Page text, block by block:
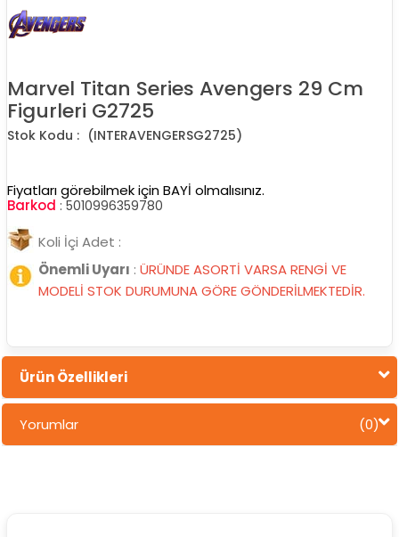
Marvel Titan Series Avengers 29 Cm
Figurleri G2725
(INTERAVENGERSG2725)
Fiyatları görebilmek için BAYİ olmalısınız.
Barkod : 5010996359780
Koli İçi Adet :
Önemli Uyarı : ÜRÜNDE ASORTİ VARSA RENGİ VE
MODELİ STOK DURUMUNA GÖRE GÖNDERİLMEKTEDİR.
Ürün Özellikleri
Yorumlar (0)